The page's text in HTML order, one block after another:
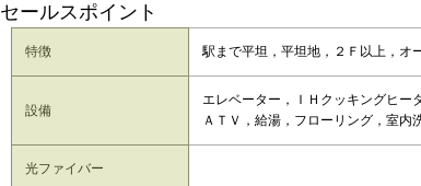
セールスポイント
特徴 駅まで平坦，平坦地，２Ｆ以上，オ
設備
エレベーター，ＩＨクッキングヒー
ＡＴＶ，給湯，フローリング，室
光ファイバー